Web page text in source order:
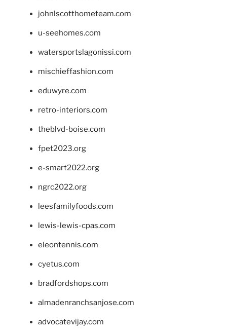
johnlscotthometeam.com
u-seehomes.com
watersportslagonissi.com
mischieffashion.com
eduwyre.com
retro-interiors.com
theblvd-boise.com
fpet2023.org
e-smart2022.org
ngrc2022.org
leesfamilyfoods.com
lewis-lewis-cpas.com
eleontennis.com
cyetus.com
bradfordshops.com
almadenranchsanjose.com
advocatevijay.com